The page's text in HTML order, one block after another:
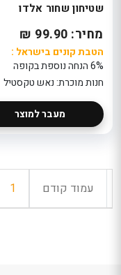
שטיחון שחור אלדו
מחיר: 99.90 ₪
הטבת קונים בישראל :
6% הנחה נוספת בקופה
חנות מוכרת: נאש טקסטיל
מעבר למוצר
עמוד קודם 1